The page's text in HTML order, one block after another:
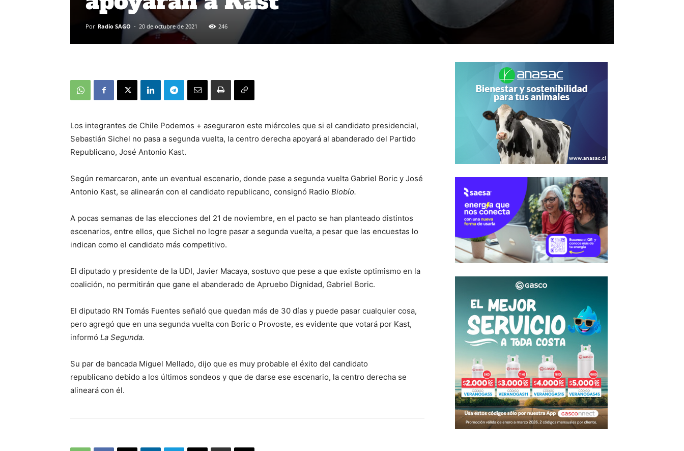
Por Radio SAGO - 20 de octubre de 2021 246
Los integrantes de Chile Podemos + aseguraron este miércoles que si el candidato presidencial,
Sebastián Sichel no pasa a segunda vuelta, la centro derecha apoyará al abanderado del Partido
Republicano, José Antonio Kast.
Según remarcaron, ante un eventual escenario, donde pase a segunda vuelta Gabriel Boric y José
Antonio Kast, se alinearán con el candidato republicano, consignó Radio Biobío.
A pocas semanas de las elecciones del 21 de noviembre, en el pacto se han planteado distintos
escenarios, entre ellos, que Sichel no logre pasar a segunda vuelta, a pesar que las encuestas lo
indican como el candidato más competitivo.
El diputado y presidente de la UDI, Javier Macaya, sostuvo que pese a que existe optimismo en la
coalición, no permitirán que gane el abanderado de Apruebo Dignidad, Gabriel Boric.
El diputado RN Tomás Fuentes señaló que quedan más de 30 días y puede pasar cualquier cosa,
pero agregó que en una segunda vuelta con Boric o Provoste, es evidente que votará por Kast,
informó La Segunda.
Su par de bancada Miguel Mellado, dijo que es muy probable el éxito del candidato
republicano debido a los últimos sondeos y que de darse ese escenario, la centro derecha se
alineará con él.